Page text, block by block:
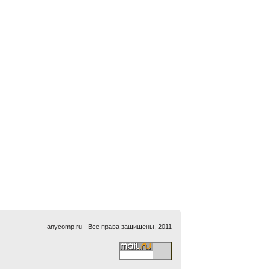
anycomp.ru - Все права защищены, 2011